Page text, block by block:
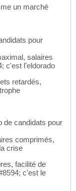
un marché
pour
salaires
c'est l'eldorado
retardés,
de candidats pour
comprimés,
crise
facilité de
c'est le